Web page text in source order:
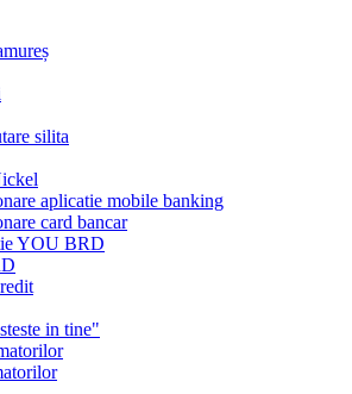
silita
aplicatie mobile banking
card bancar
YOU BRD
in tine"